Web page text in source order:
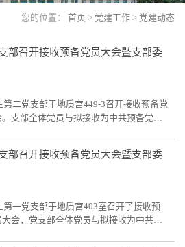
您的位置： 首页 > 党建工作 > 党建动态
部召开接收预备党员大会暨支部委
二党支部于地质宫449-3召开接收预备党
支部全体党员与拟接收为中共预备党员
的认识、入党动机、递交入党申请书后
情况，表明加入中国共产党的坚定决
别介绍8名...
部召开接收预备党员大会暨支部委
一党支部于地质宫403室召开了接收预
会，党支部全体党员与拟接收为中共预